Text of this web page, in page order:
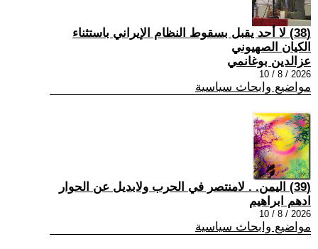
(38) لا أحد يقبل بسقوط النظام الإيراني باستثناء
الكيان الصهيوني
عزالدين بوغانمي
2026 / 8 / 10
مواضيع وابحاث سياسية
(39) اليمن. . لامنتصر في الحرب ولابديل عن الحوار
ادهم ابراهيم
2026 / 8 / 10
مواضيع وابحاث سياسية